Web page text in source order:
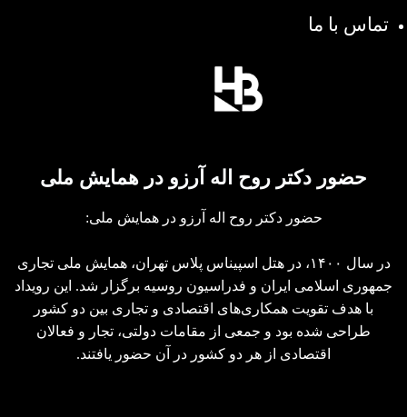
تماس با ما
حضور دکتر روح اله آرزو در همایش ملی
حضور دکتر روح اله آرزو در همایش ملی:
در سال ۱۴۰۰، در هتل اسپیناس پلاس تهران، همایش ملی تجاری
جمهوری اسلامی ایران و فدراسیون روسیه برگزار شد. این رویداد
با هدف تقویت همکاری‌های اقتصادی و تجاری بین دو کشور
طراحی شده بود و جمعی از مقامات دولتی، تجار و فعالان
اقتصادی از هر دو کشور در آن حضور یافتند.